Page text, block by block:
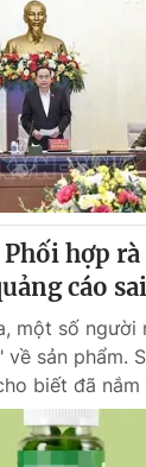
lai
Podcast
Shorts
hợp
cáo
một số người
sản phẩm.
biết đã nắm